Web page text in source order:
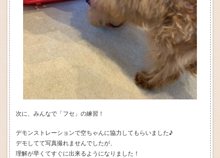
次に、みんなで「フセ」の練習！
デモンストレーションで空ちゃんに協力してもらいました♪
デモしてて写真撮れませんでしたが、
理解が早くてすぐに出来るようになりました！